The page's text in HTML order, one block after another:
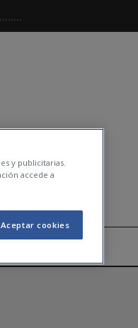
y publicitarias.
accede a
Aceptar cookies